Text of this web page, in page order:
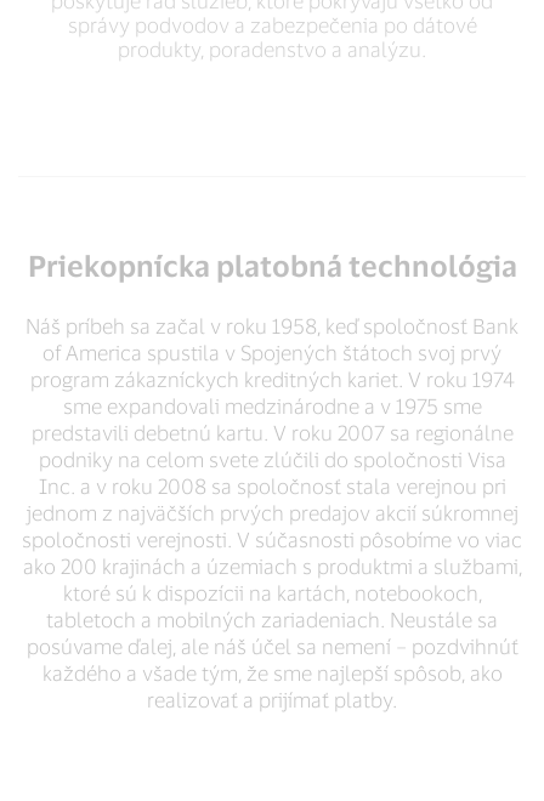
správy podvodov a zabezpečenia po dátové
produkty, poradenstvo a analýzu.
Priekopnícka platobná technológia
Náš príbeh sa začal v roku 1958, keď spoločnosť Bank
of America spustila v Spojených štátoch svoj prvý
program zákazníckych kreditných kariet. V roku 1974
sme expandovali medzinárodne a v 1975 sme
predstavili debetnú kartu. V roku 2007 sa regionálne
podniky na celom svete zlúčili do spoločnosti Visa
Inc. a v roku 2008 sa spoločnosť stala verejnou pri
jednom z najväčších prvých predajov akcií súkromnej
spoločnosti verejnosti. V súčasnosti pôsobíme vo viac
ako 200 krajinách a územiach s produktmi a službami,
ktoré sú k dispozícii na kartách, notebookoch,
tabletoch a mobilných zariadeniach. Neustále sa
posúvame ďalej, ale náš účel sa nemení – pozdvihnúť
každého a všade tým, že sme najlepší spôsob, ako
realizovať a prijímať platby.